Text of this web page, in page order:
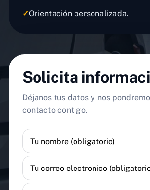
✓Orientación personalizada.
Solicita
Déjanos tus datos y nos
contacto contigo.